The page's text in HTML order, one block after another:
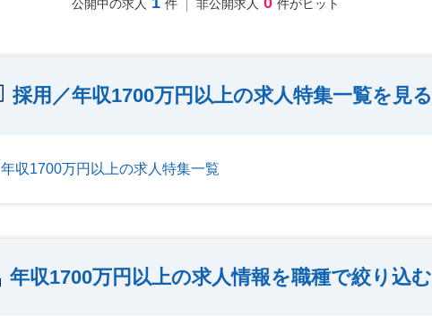
公開中の求人 件 非公開求人 件がヒット
採用／年収1700万円以上の求人特集一覧を見る
年収1700万円以上の求人特集一覧
年収1700万円以上の求人情報を職種で絞り込む